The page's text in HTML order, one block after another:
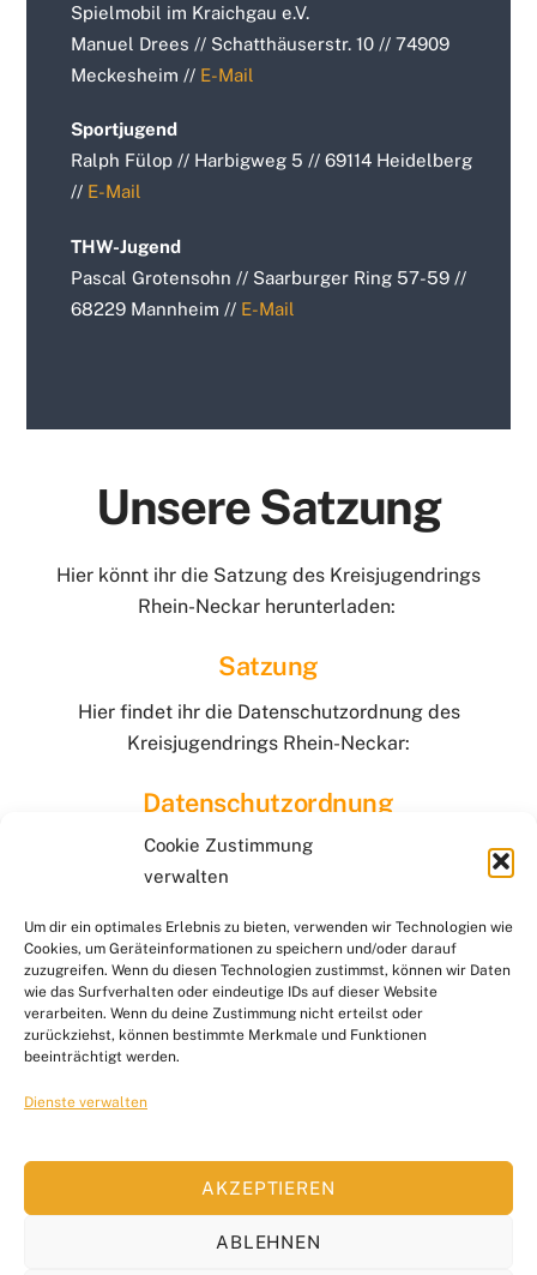
Cookie Zustimmung
verwalten
Um dir ein optimales Erlebnis zu bieten, verwenden wir Technologien wie
Cookies, um Geräteinformationen zu speichern und/oder darauf
zuzugreifen. Wenn du diesen Technologien zustimmst, können wir Daten
wie das Surfverhalten oder eindeutige IDs auf dieser Website
verarbeiten. Wenn du deine Zustimmung nicht erteilst oder
zurückziehst, können bestimmte Merkmale und Funktionen
beeinträchtigt werden.
Dienste verwalten
AKZEPTIEREN
ABLEHNEN
Spielmobil im Kraichgau e.V.
Manuel Drees // Schatthäuserstr. 10 // 74909
Meckesheim // E-Mail
Sportjugend
Ralph Fülop // Harbigweg 5 // 69114 Heidelberg
// E-Mail
THW-Jugend
Pascal Grotensohn // Saarburger Ring 57-59 //
68229 Mannheim // E-Mail
Unsere Satzung
Hier könnt ihr die Satzung des Kreisjugendrings
Rhein-Neckar herunterladen:
Satzung
Hier findet ihr die Datenschutzordnung des
Kreisjugendrings Rhein-Neckar:
Datenschutzordnung
TO
TOP
DATENSCHUTZ
RECHTLICHE HINWEISE
IMPRESSUM
Copyright © 2025 Kreisjugendring Rhein-Neckar e.V.. Alle
Melde dich für unseren Newsletter an